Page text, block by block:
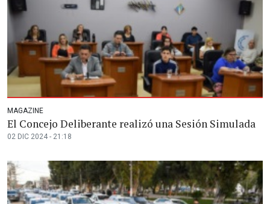
MAGAZINE
El Concejo Deliberante realizó una Sesión Simulada
02 DIC 2024 - 21:18